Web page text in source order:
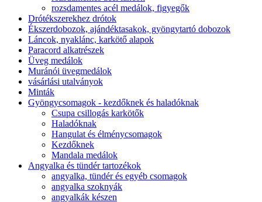
rozsdamentes acél medálok, figyegők
Drótékszerekhez drótok
Ékszerdobozok, ajándéktasakok, gyöngytartó dobozok
Láncok, nyaklánc, karkötő alapok
Paracord alkatrészek
Üveg medálok
Muránói üvegmedálok
vásárlási utalványok
Minták
Gyöngycsomagok - kezdőknek és haladóknak
Csupa csillogás karkötők
Haladóknak
Hangulat és élménycsomagok
Kezdőknek
Mandala medálok
Angyalka és tündér tartozékok
angyalka, tündér és egyéb csomagok
angyalka szoknyák
angyalkák készen